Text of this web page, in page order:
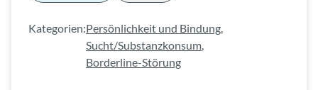
Kategorien:Persönlichkeit und Bindung,
Sucht/Substanzkonsum,
Borderline-Störung